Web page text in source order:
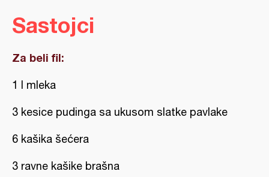
Sastojci
Za beli fil:
1 l mleka
3 kesice pudinga sa ukusom slatke pavlake
6 kašika šećera
3 ravne kašike brašna